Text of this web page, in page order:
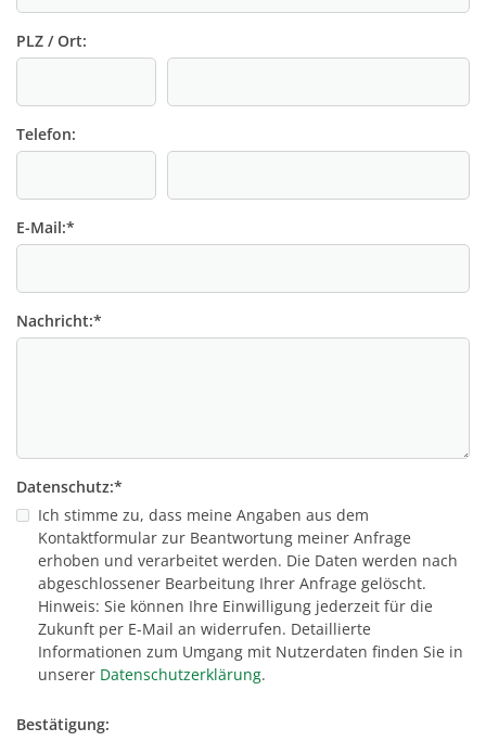
PLZ / Ort:
Telefon:
E-Mail:*
Nachricht:*
Datenschutz:*
Ich stimme zu, dass meine Angaben aus dem
Kontaktformular zur Beantwortung meiner Anfrage
erhoben und verarbeitet werden. Die Daten werden nach
abgeschlossener Bearbeitung Ihrer Anfrage gelöscht.
Hinweis: Sie können Ihre Einwilligung jederzeit für die
Zukunft per E-Mail an widerrufen. Detaillierte
Informationen zum Umgang mit Nutzerdaten finden Sie in
unserer Datenschutzerklärung.
Bestätigung: